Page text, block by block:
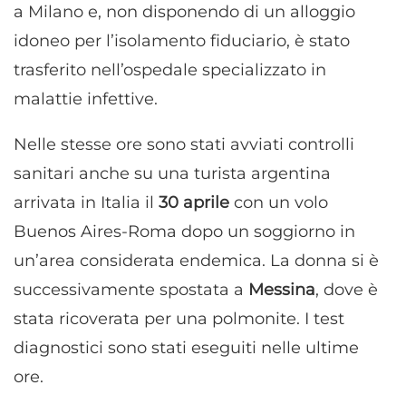
a Milano e, non disponendo di un alloggio
idoneo per l’isolamento fiduciario, è stato
trasferito nell’ospedale specializzato in
malattie infettive.
Nelle stesse ore sono stati avviati controlli
sanitari anche su una turista argentina
arrivata in Italia il 30 aprile con un volo
Buenos Aires-Roma dopo un soggiorno in
un’area considerata endemica. La donna si è
successivamente spostata a Messina, dove è
stata ricoverata per una polmonite. I test
diagnostici sono stati eseguiti nelle ultime
ore.